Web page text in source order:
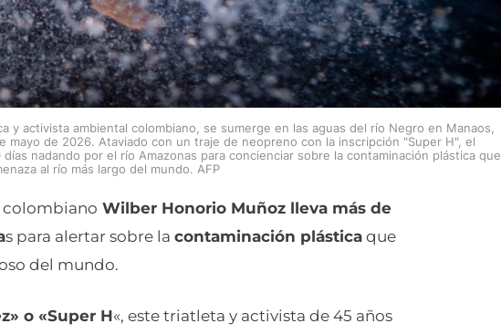
activista ambiental colombiano, se sumerge en las aguas del río Negro en Manaos,
mayo de 2026. Ataviado con un traje de neopreno con la inscripción "Super H", el
nadando por el río Amazonas para concienciar sobre la contaminación plástica que
al río más largo del mundo. AFP
colombiano Wilber Honorio Muñoz lleva más de
s para alertar sobre la contaminación plástica que
del mundo.
o «Super H«, este triatleta y activista de 45 años